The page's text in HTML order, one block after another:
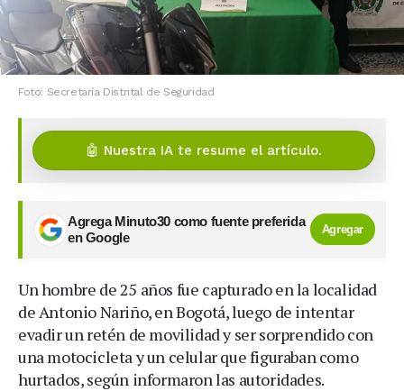
Foto: Secretaría Distrital de Seguridad
🤖 Nuestra IA te resume el artículo.
Agrega Minuto30 como fuente preferida
en Google
Agregar
Un hombre de 25 años fue capturado en la localidad
de Antonio Nariño, en Bogotá, luego de intentar
evadir un retén de movilidad y ser sorprendido con
una motocicleta y un celular que figuraban como
hurtados, según informaron las autoridades.